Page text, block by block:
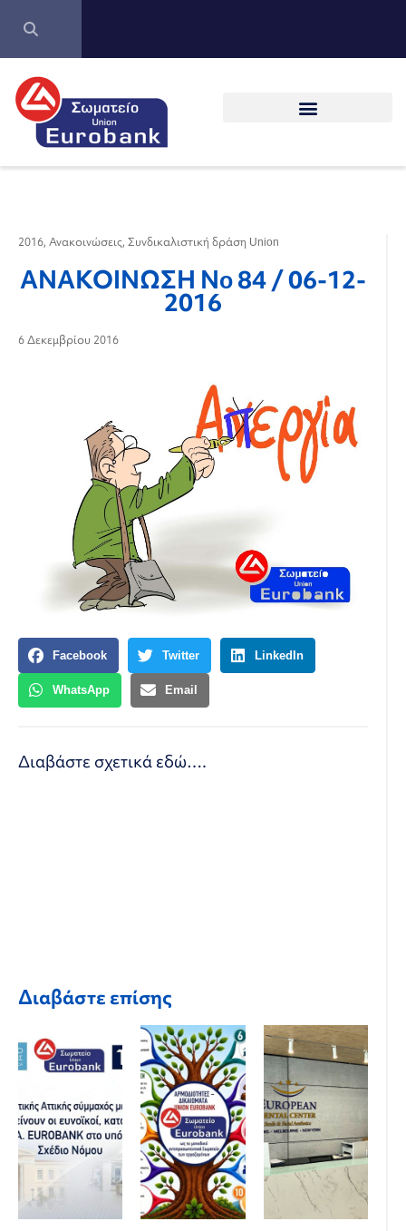
2016, Ανακοινώσεις, Συνδικαλιστική δράση Union
ΑΝΑΚΟΙΝΩΣΗ Νo 84 / 06-12-
2016
6 Δεκεμβρίου 2016
Facebook Twitter LinkedIn
WhatsApp Email
Διαβάστε σχετικά εδώ….
Διαβάστε επίσης